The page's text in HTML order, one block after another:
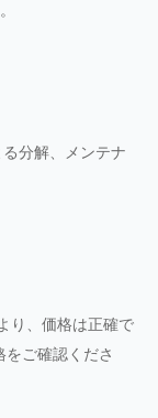
分解、メンテナ
り、価格は正確で
ご確認くださ